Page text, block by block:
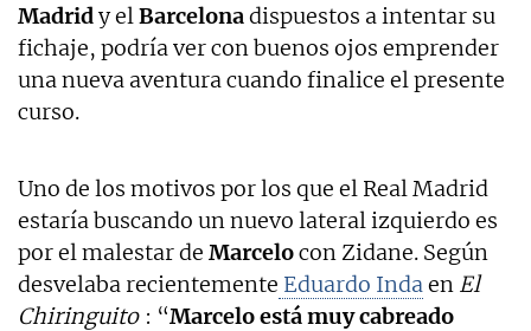
Madridy elBarcelonadispuestos a intentar su
fichaje, podría ver con buenos ojos emprender
una nueva aventura cuando finalice el presente
curso.
Uno de los motivos por los que el Real Madrid
estaría buscando un nuevo lateral izquierdo es
por el malestar de Marcelocon Zidane. Según
desvelaba recientemente Eduardo Indaen El
Chiringuito : “Marcelo está muy cabreado